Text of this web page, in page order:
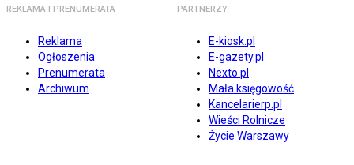
REKLAMA I PRENUMERATA
Reklama
Ogłoszenia
Prenumerata
Archiwum
PARTNERZY
E-kiosk.pl
E-gazety.pl
Nexto.pl
Mała księgowość
Kancelarierp.pl
Wieści Rolnicze
Życie Warszawy